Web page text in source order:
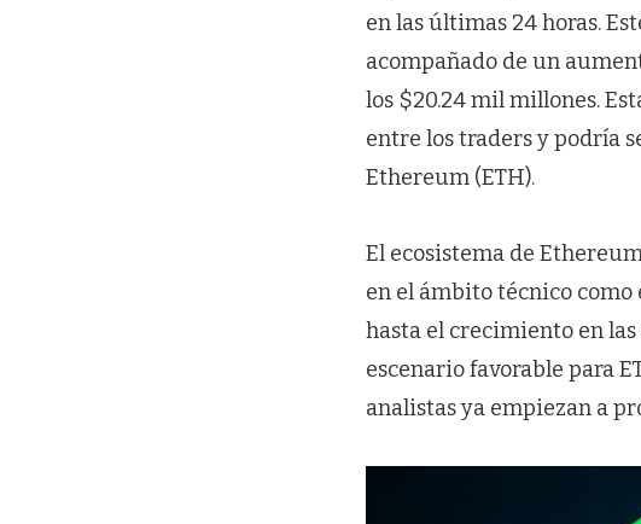
en las últimas 24 horas.
acompañado de un
los $20.24 mil millones.
entre los traders y podría
Ethereum (ETH).
El ecosistema de
en el ámbito técnico
hasta el crecimiento en
escenario favorable para
analistas ya empiezan a